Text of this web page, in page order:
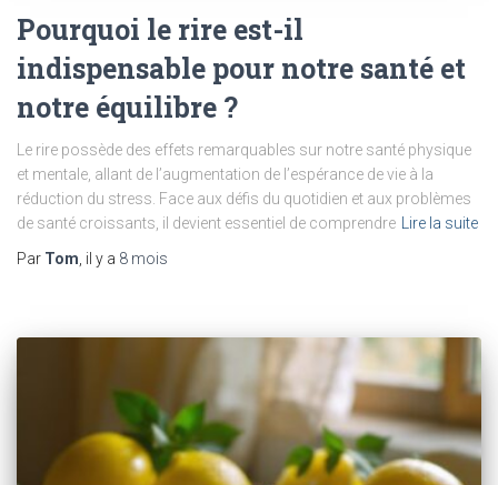
Pourquoi le rire est-il
indispensable pour notre santé et
notre équilibre ?
Le rire possède des effets remarquables sur notre santé physique
et mentale, allant de l’augmentation de l’espérance de vie à la
réduction du stress. Face aux défis du quotidien et aux problèmes
de santé croissants, il devient essentiel de comprendre
Lire la suite
Par Tom , il y a 8 mois